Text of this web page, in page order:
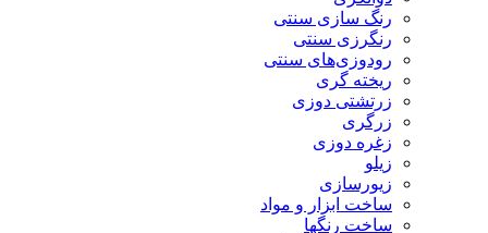
رنگ سازی سنتی
رنگرزی سنتی
رودوزی‌های سنتی
ریخته گری
زرتشتی دوزی
زرگری
زغره دوزی
زیلو
زیورسازی
ساخت ابزار و مواد
ساخت رنگها